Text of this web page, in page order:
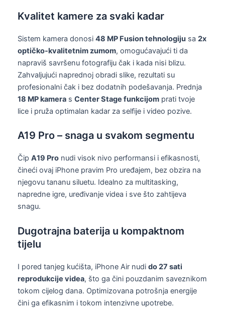
Kvalitet kamere za svaki kadar
Sistem kamera donosi 48 MP Fusion tehnologiju sa 2x
optičko-kvalitetnim zumom, omogućavajući ti da
napraviš savršenu fotografiju čak i kada nisi blizu.
Zahvaljujući naprednoj obradi slike, rezultati su
profesionalni čak i bez dodatnih podešavanja. Prednja
18 MP kamera s Center Stage funkcijom prati tvoje
lice i pruža optimalan kadar za selfije i video pozive.
A19 Pro – snaga u svakom segmentu
Čip A19 Pro nudi visok nivo performansi i efikasnosti,
čineći ovaj iPhone pravim Pro uređajem, bez obzira na
njegovu tananu siluetu. Idealno za multitasking,
napredne igre, uređivanje videa i sve što zahtijeva
snagu.
Dugotrajna baterija u kompaktnom
tijelu
I pored tanjeg kućišta, iPhone Air nudi do 27 sati
reprodukcije videa, što ga čini pouzdanim saveznikom
tokom cijelog dana. Optimizovana potrošnja energije
čini ga efikasnim i tokom intenzivne upotrebe.